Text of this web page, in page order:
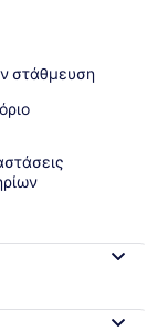
στάθμευση